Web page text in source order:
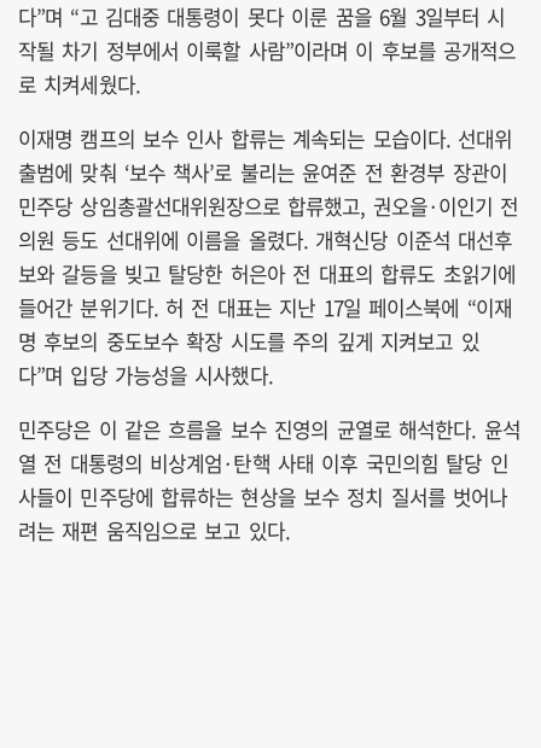
다”며 “고 김대중 대통령이 못다 이룬 꿈을 6월 3일부터 시
작될 차기 정부에서 이룩할 사람”이라며 이 후보를 공개적으
로 치켜세웠다.
이재명 캠프의 보수 인사 합류는 계속되는 모습이다. 선대위
출범에 맞춰 ‘보수 책사’로 불리는 윤여준 전 환경부 장관이
민주당 상임총괄선대위원장으로 합류했고, 권오을·이인기 전
의원 등도 선대위에 이름을 올렸다. 개혁신당 이준석 대선후
보와 갈등을 빚고 탈당한 허은아 전 대표의 합류도 초읽기에
들어간 분위기다. 허 전 대표는 지난 17일 페이스북에 “이재
명 후보의 중도보수 확장 시도를 주의 깊게 지켜보고 있
다”며 입당 가능성을 시사했다.
민주당은 이 같은 흐름을 보수 진영의 균열로 해석한다. 윤석
열 전 대통령의 비상계엄·탄핵 사태 이후 국민의힘 탈당 인
사들이 민주당에 합류하는 현상을 보수 정치 질서를 벗어나
려는 재편 움직임으로 보고 있다.